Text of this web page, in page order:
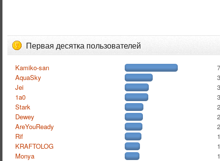
Первая десятка пользователей
Kamiko-san
AquaSky
Jei
1a0
Stark
Dewey
AreYouReady
Rif
KRAFTOLOG
Monya